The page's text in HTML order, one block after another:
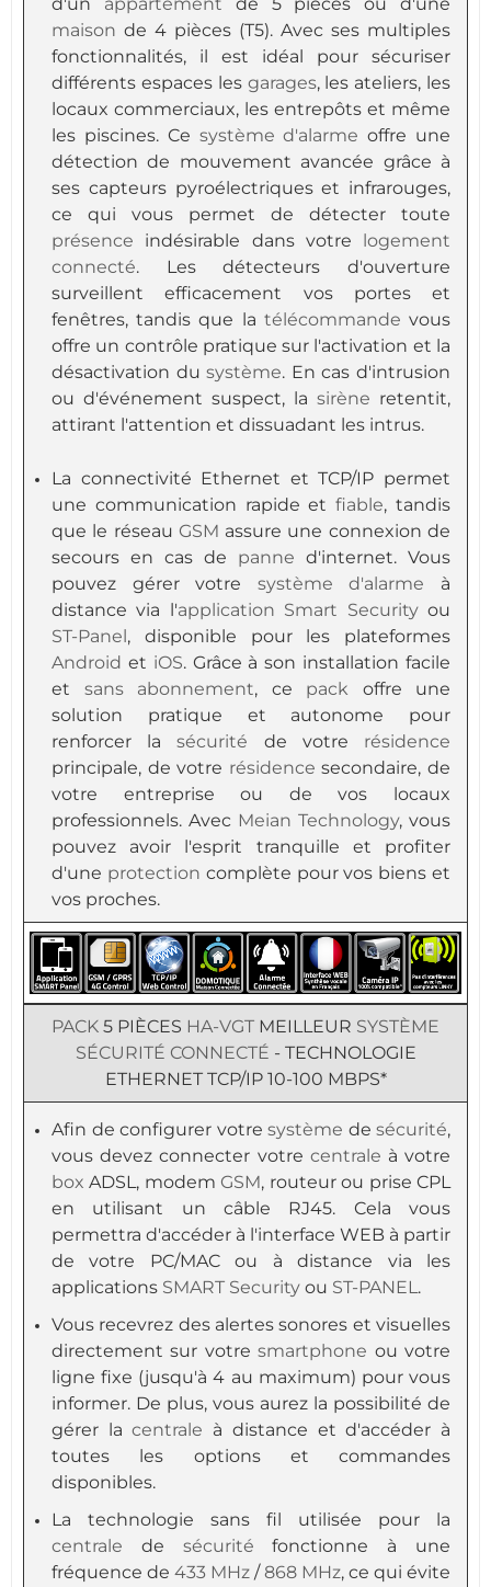
d'un appartement de 5 pièces ou d'une
maison de 4 pièces (T5). Avec ses multiples
fonctionnalités, il est idéal pour sécuriser
différents espaces les garages, les ateliers, les
locaux commerciaux, les entrepôts et même
les piscines. Ce système d'alarme offre une
détection de mouvement avancée grâce à
ses capteurs pyroélectriques et infrarouges,
ce qui vous permet de détecter toute
présence indésirable dans votre
logement
connecté. Les détecteurs d'ouverture
surveillent efficacement vos portes et
fenêtres, tandis que la télécommande vous
offre un contrôle pratique sur l'activation et la
désactivation dusystème. En cas d'intrusion
ou d'événement suspect, la sirène retentit,
attirant l'attention et dissuadant les intrus.
La connectivité Ethernet et TCP/IP permet
une communication rapide etfiable, tandis
que le réseau GSM assure une connexion de
secours en cas de panne d'internet. Vous
pouvez gérer votre système d'alarme à
distance via l'application Smart Securityou
ST-Panel , disponible pour les plateformes
Android et iOS. Grâce à son installation facile
et sans abonnement, ce pack offre une
solution pratique et autonome pour
renforcer lasécurité de votre résidence
principale, de votre résidence secondaire, de
votre entreprise ou de vos locaux
professionnels. Avec Meian Technology, vous
pouvez avoir l'esprit tranquille et profiter
d'une protection complète pour vos biens et
vos proches.
PACK 5 PIÈCES HA-VGT MEILLEUR SYSTÈME
SÉCURITÉ CONNECTÉ - TECHNOLOGIE
ETHERNET TCP/IP 10-100 MBPS*
Afin de configurer votre système de sécurité,
vous devez connecter votre centrale à votre
box ADSL, modem GSM, routeur ou prise CPL
en utilisant un câble RJ45. Cela vous
permettra d'accéder à l'interface WEB à partir
de votre PC/MAC ou à distance via les
applications SMART Security ou ST-PANEL.
Vous recevrez des alertes sonores et visuelles
directement sur votresmartphone ou votre
ligne fixe (jusqu'à 4 au maximum) pour vous
informer. De plus, vous aurez la possibilité de
gérer lacentrale à distance et d'accéder à
toutes les options et commandes
disponibles.
La technologie sans fil utilisée pour la
centrale de sécurité fonctionne à une
fréquence de 433 MHz /868 MHz, ce qui évite